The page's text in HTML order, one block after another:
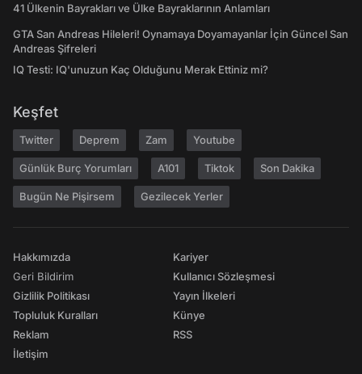
41 Ülkenin Bayrakları ve Ülke Bayraklarının Anlamları
GTA San Andreas Hileleri! Oynamaya Doyamayanlar İçin Güncel San
Andreas Şifreleri
IQ Testi: IQ'unuzun Kaç Olduğunu Merak Ettiniz mi?
Keşfet
Twitter Deprem Zam Youtube
Günlük Burç Yorumları A101 Tiktok Son Dakika
Bugün Ne Pişirsem Gezilecek Yerler
Hakkımızda
Geri Bildirim
Gizlilik Politikası
Topluluk Kuralları
Reklam
İletişim
Kariyer
Kullanıcı Sözleşmesi
Yayın İlkeleri
Künye
RSS